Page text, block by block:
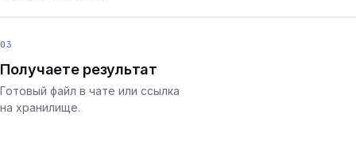
03
Получаете результат
Готовый файл в чате или ссылка
на хранилище.